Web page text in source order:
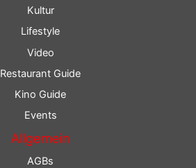
Kultur
Lifestyle
Video
Restaurant Guide
Kino Guide
Events
Allgemein
AGBs